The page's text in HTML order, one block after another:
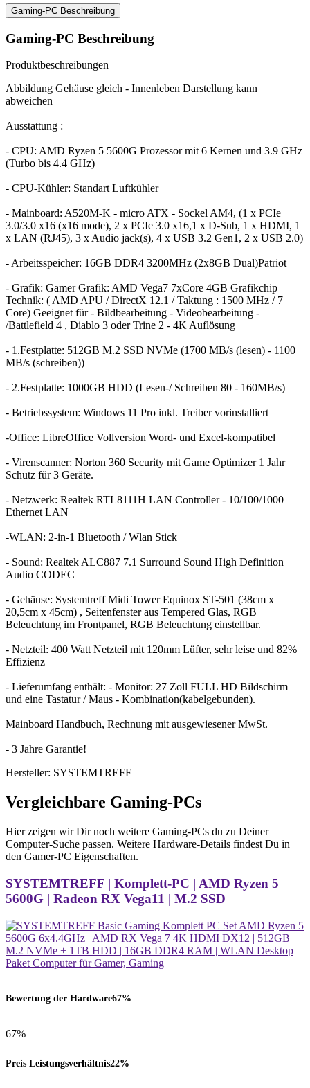
Gaming-PC Beschreibung
Gaming-PC Beschreibung
Produktbeschreibungen
Abbildung Gehäuse gleich - Innenleben Darstellung kann
abweichen
Ausstattung :
- CPU: AMD Ryzen 5 5600G Prozessor mit 6 Kernen und 3.9 GHz
(Turbo bis 4.4 GHz)
- CPU-Kühler: Standart Luftkühler
- Mainboard: A520M-K - micro ATX - Sockel AM4, (1 x PCIe
3.0/3.0 x16 (x16 mode), 2 x PCIe 3.0 x16,1 x D-Sub, 1 x HDMI, 1
x LAN (RJ45), 3 x Audio jack(s), 4 x USB 3.2 Gen1, 2 x USB 2.0)
- Arbeitsspeicher: 16GB DDR4 3200MHz (2x8GB Dual)Patriot
- Grafik: Gamer Grafik: AMD Vega7 7xCore 4GB Grafikchip
Technik: ( AMD APU / DirectX 12.1 / Taktung : 1500 MHz / 7
Core) Geeignet für - Bildbearbeitung - Videobearbeitung -
/Battlefield 4 , Diablo 3 oder Trine 2 - 4K Auflösung
- 1.Festplatte: 512GB M.2 SSD NVMe (1700 MB/s (lesen) - 1100
MB/s (schreiben))
- 2.Festplatte: 1000GB HDD (Lesen-/ Schreiben 80 - 160MB/s)
- Betriebssystem: Windows 11 Pro inkl. Treiber vorinstalliert
-Office: LibreOffice Vollversion Word- und Excel-kompatibel
- Virenscanner: Norton 360 Security mit Game Optimizer 1 Jahr
Schutz für 3 Geräte.
- Netzwerk: Realtek RTL8111H LAN Controller - 10/100/1000
Ethernet LAN
-WLAN: 2-in-1 Bluetooth / Wlan Stick
- Sound: Realtek ALC887 7.1 Surround Sound High Definition
Audio CODEC
- Gehäuse: Systemtreff Midi Tower Equinox ST-501 (38cm x
20,5cm x 45cm) , Seitenfenster aus Tempered Glas, RGB
Beleuchtung im Frontpanel, RGB Beleuchtung einstellbar.
- Netzteil: 400 Watt Netzteil mit 120mm Lüfter, sehr leise und 82%
Effizienz
- Lieferumfang enthält: - Monitor: 27 Zoll FULL HD Bildschirm
und eine Tastatur / Maus - Kombination(kabelgebunden).
Mainboard Handbuch, Rechnung mit ausgewiesener MwSt.
- 3 Jahre Garantie!
Hersteller: SYSTEMTREFF
Vergleichbare Gaming-PCs
Hier zeigen wir Dir noch weitere Gaming-PCs du zu Deiner
Computer-Suche passen. Weitere Hardware-Details findest Du in
den Gamer-PC Eigenschaften.
SYSTEMTREFF | Komplett-PC | AMD Ryzen 5
5600G | Radeon RX Vega11 | M.2 SSD
Bewertung der Hardware67%
67%
Preis Leistungsverhältnis22%